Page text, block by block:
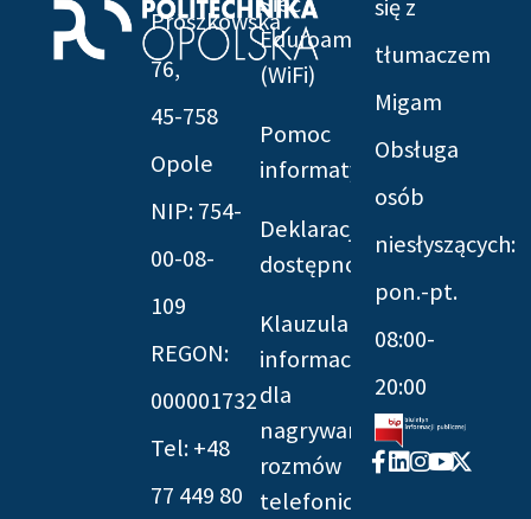
Prószkowska
76,
45-758
Opole
NIP: 754-
00-08-
109
REGON:
000001732
Tel: +48
77 449 80
Eduroam
(WiFi)
Pomoc
informatyczna
Deklaracja
dostępności
Klauzula
informacyjna
dla
nagrywania
rozmów
telefonicznych
się z
tłumaczem
Migam
Obsługa
osób
niesłyszących:
pon.-pt.
08:00-
20:00
Facebook-
f
Linkedin
Instagram
Youtube
X-
twitter